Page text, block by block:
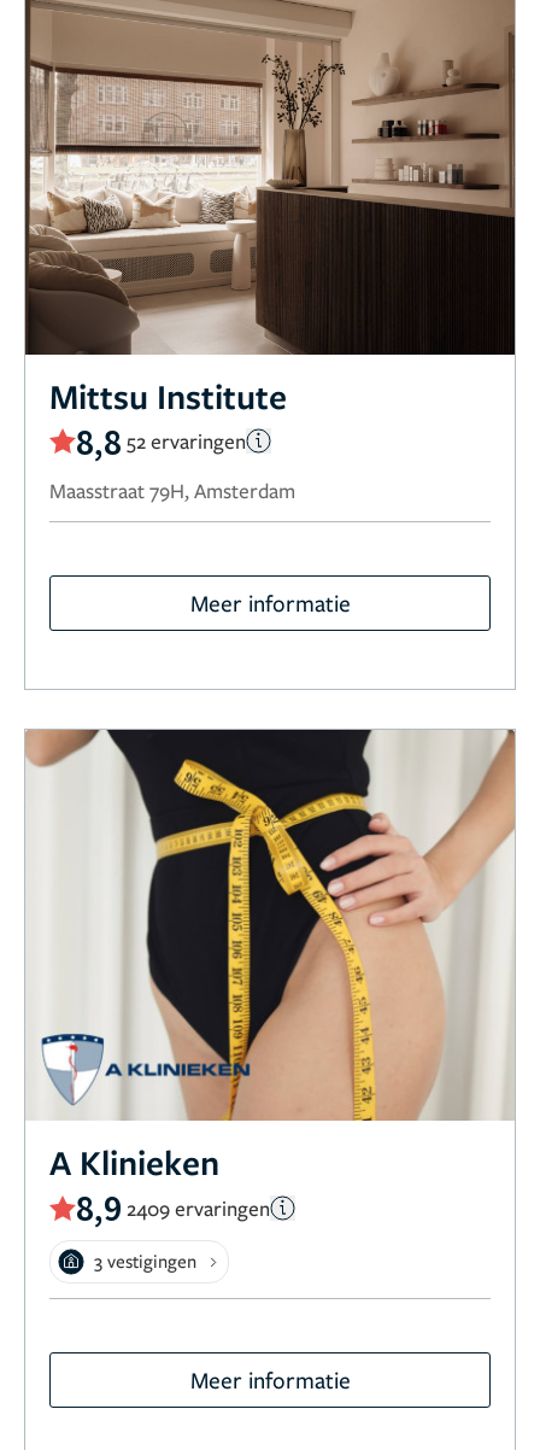
Mittsu Institute
8,8 52 ervaringen
Maasstraat 79H, Amsterdam
Meer informatie
A Klinieken
8,9 2409 ervaringen
3 vestigingen
Meer informatie